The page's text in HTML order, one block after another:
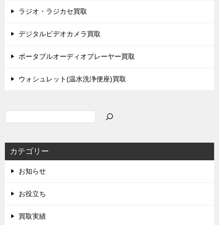
ラジオ・ラジカセ買取
デジタルビデオカメラ買取
ポータブルオーディオプレーヤー買取
ウォシュレット(温水洗浄便座)買取
カテゴリー
お知らせ
お役立ち
買取実績